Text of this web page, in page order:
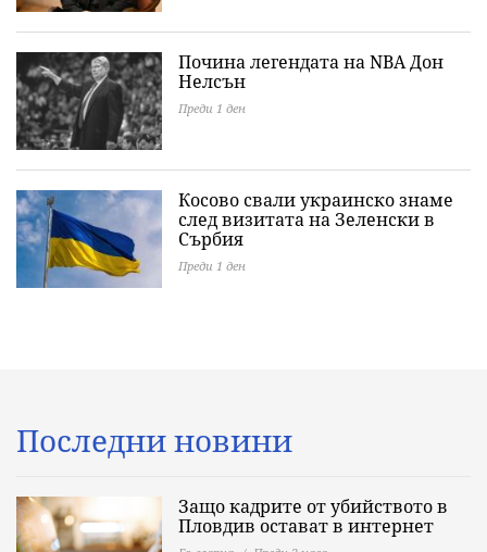
Почина легендата на NBA Дон
Нелсън
Преди 1 ден
Косово свали украинско знаме
след визитата на Зеленски в
Сърбия
Преди 1 ден
Последни новини
Защо кадрите от убийството в
Пловдив остават в интернет